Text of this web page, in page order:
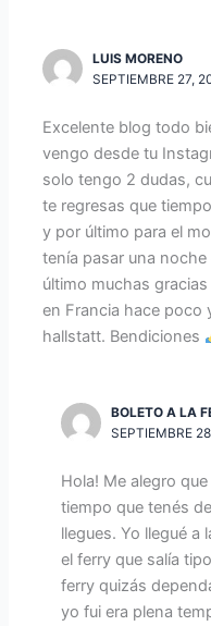
LUIS MORENO
SEPTIEMBRE 27,
Excelente blog todo
vengo desde tu
solo tengo 2 dudas,
te regresas que
y por último para el
tenía pasar una
último muchas
en Francia hace poco
hallstatt. Bendiciones
BOLETO A LA
SEPTIEMBRE
Hola! Me alegro
tiempo que tenés
llegues. Yo llegué a
el ferry que salía
ferry quizás
yo fui era plena